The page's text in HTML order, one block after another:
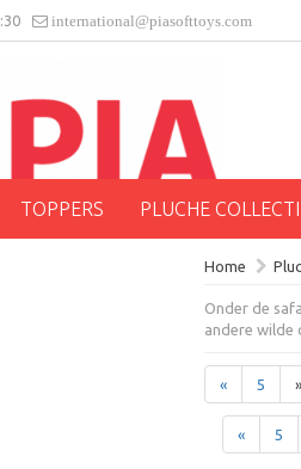
international@piasofttoys.com
TOPPERS PLUCHE
Home
Onder de
andere wilde
« 5 »
« 5